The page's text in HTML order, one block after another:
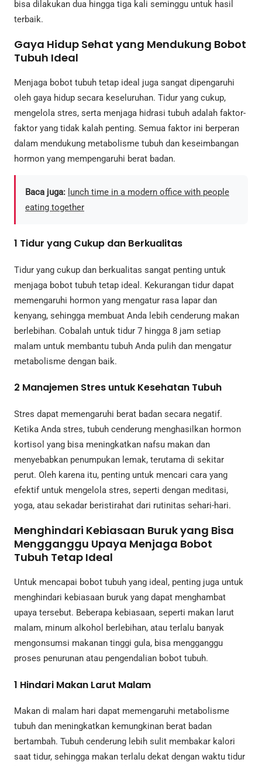
bisa dilakukan dua hingga tiga kali seminggu untuk hasil
terbaik.
Gaya Hidup Sehat yang Mendukung Bobot
Tubuh Ideal
Menjaga bobot tubuh tetap ideal juga sangat dipengaruhi
oleh gaya hidup secara keseluruhan. Tidur yang cukup,
mengelola stres, serta menjaga hidrasi tubuh adalah faktor-
faktor yang tidak kalah penting. Semua faktor ini berperan
dalam mendukung metabolisme tubuh dan keseimbangan
hormon yang mempengaruhi berat badan.
Baca juga: lunch time in a modern office with people
eating together
1 Tidur yang Cukup dan Berkualitas
Tidur yang cukup dan berkualitas sangat penting untuk
menjaga bobot tubuh tetap ideal. Kekurangan tidur dapat
memengaruhi hormon yang mengatur rasa lapar dan
kenyang, sehingga membuat Anda lebih cenderung makan
berlebihan. Cobalah untuk tidur 7 hingga 8 jam setiap
malam untuk membantu tubuh Anda pulih dan mengatur
metabolisme dengan baik.
2 Manajemen Stres untuk Kesehatan Tubuh
Stres dapat memengaruhi berat badan secara negatif.
Ketika Anda stres, tubuh cenderung menghasilkan hormon
kortisol yang bisa meningkatkan nafsu makan dan
menyebabkan penumpukan lemak, terutama di sekitar
perut. Oleh karena itu, penting untuk mencari cara yang
efektif untuk mengelola stres, seperti dengan meditasi,
yoga, atau sekadar beristirahat dari rutinitas sehari-hari.
Menghindari Kebiasaan Buruk yang Bisa
Mengganggu Upaya Menjaga Bobot
Tubuh Tetap Ideal
Untuk mencapai bobot tubuh yang ideal, penting juga untuk
menghindari kebiasaan buruk yang dapat menghambat
upaya tersebut. Beberapa kebiasaan, seperti makan larut
malam, minum alkohol berlebihan, atau terlalu banyak
mengonsumsi makanan tinggi gula, bisa mengganggu
proses penurunan atau pengendalian bobot tubuh.
1 Hindari Makan Larut Malam
Makan di malam hari dapat memengaruhi metabolisme
tubuh dan meningkatkan kemungkinan berat badan
bertambah. Tubuh cenderung lebih sulit membakar kalori
saat tidur, sehingga makan terlalu dekat dengan waktu tidur